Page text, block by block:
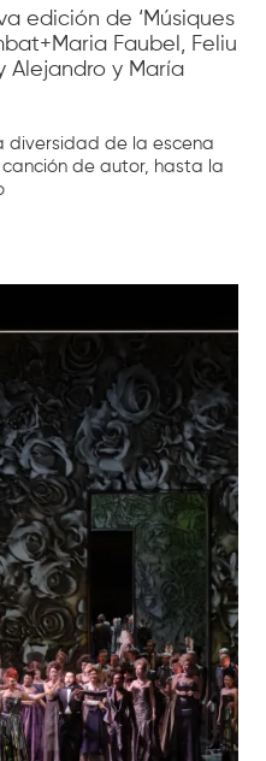
edición de ‘Músiques
Faubel, Feliu
Alejandro y María
diversidad de la escena
de autor, hasta la